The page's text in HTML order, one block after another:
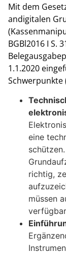
Mit dem
andigitalen
BGBl2016 I S.
1.1.2020
Schwerpunkte
eine
richtig,
müssen